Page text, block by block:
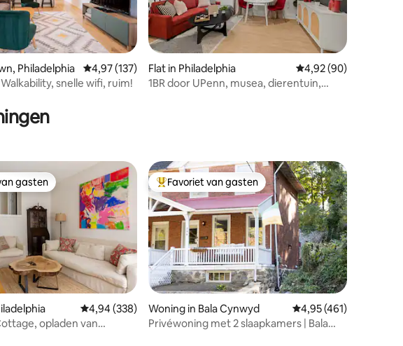
4,92 op 5, 131 recensies
Philadelphia Gemiddelde beoordeling van 4,97 op 5, 137 recensies
4,97 (137)
snelle wifi, ruim!
Flat in Philadelphia Gemiddelde
4,92 (90)
1BR door UPenn, musea, dierentuin,
4,96 op 5, 105 recensies
gasten
gasten
Gemiddelde beoordeling van 4,94 op 5, 338 recensies
4,94 (338)
opladen van
Topfavoriet van gasten
Favoriet van gasten
Woning in Bala Cynwyd Gemiddelde
4,95 (461)
Privéwoning met 2 slaapkamers | Bala